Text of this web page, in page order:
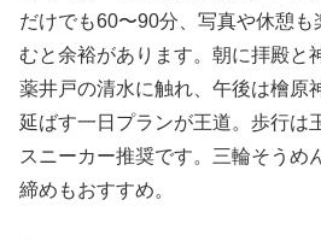
だけでも60〜90分、写真や休憩
むと余裕があります。朝に拝殿と
薬井戸の清水に触れ、午後は檜原
延ばす一日プランが王道。歩行は
スニーカー推奨です。三輪そうめ
締めもおすすめ。